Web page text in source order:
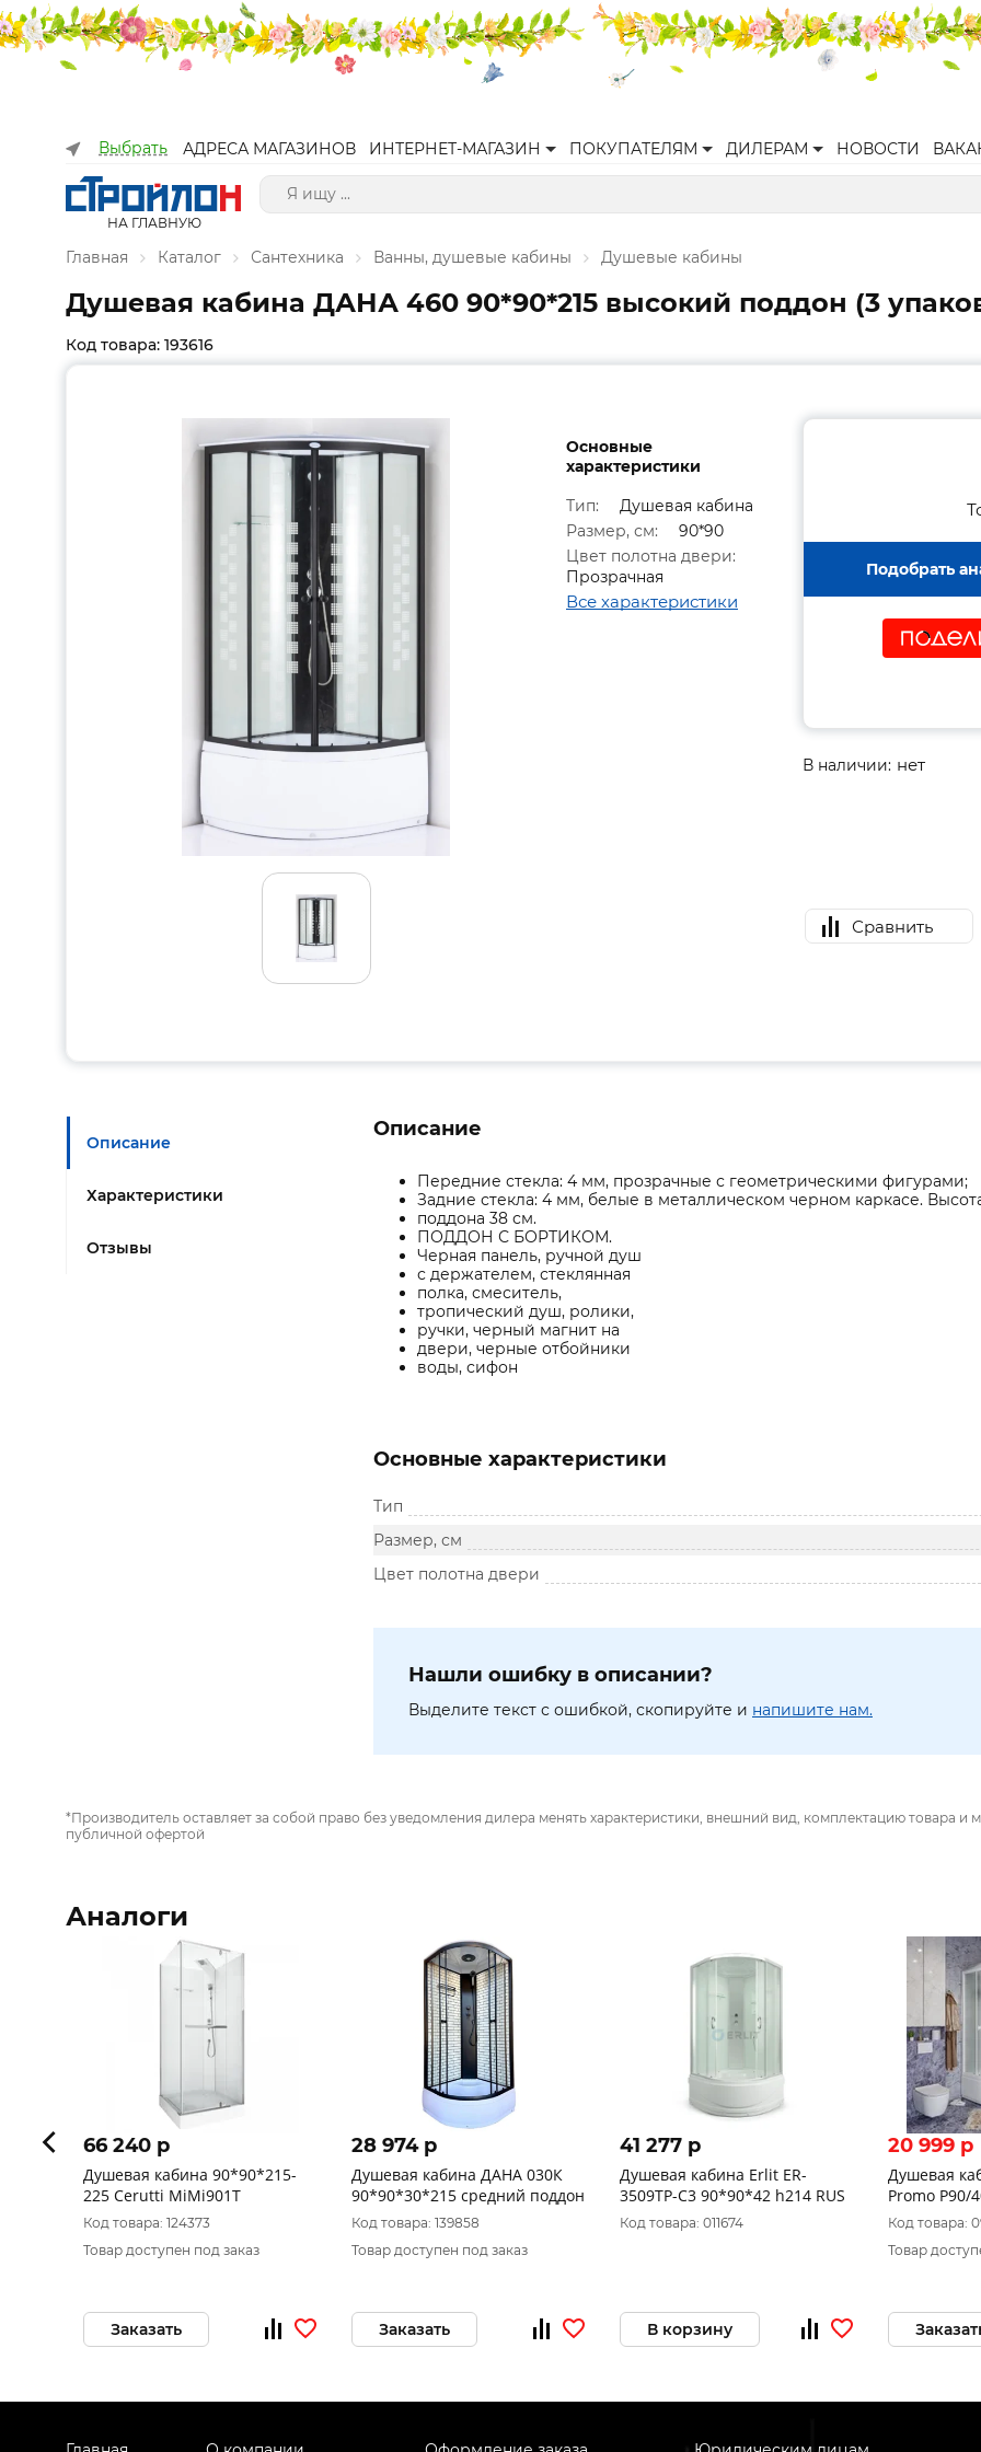
Выбрать АДРЕСА МАГАЗИНОВ ИНТЕРНЕТ-МАГАЗИН ПОКУПАТЕЛЯМ ДИЛЕРАМ НОВОСТИ
НА ГЛАВНУЮ
Главная Каталог Сантехника Ванны, душевые кабины Душевые кабины
Душевая кабина ДАНА 460 90*90*215 высокий поддон (3
Код товара: 193616
Основные
характеристики
Тип:
Душевая кабина
Размер, см:
90*90
Цвет полотна двери:
Прозрачная
Все характеристики
Подобрать
В наличии: нет
Сравнить
Описание
Характеристики
Отзывы
Описание
Передние стекла: 4 мм, прозрачные с геометрическими фигурами;
Задние стекла: 4 мм, белые в металлическом черном каркасе.
поддона 38 см.
ПОДДОН С БОРТИКОМ.
Черная панель, ручной душ
с держателем, стеклянная
полка, смеситель,
тропический душ, ролики,
ручки, черный магнит на
двери, черные отбойники
воды, сифон
Основные характеристики
Тип
Размер, см
Цвет полотна двери
Нашли ошибку в описании?
Выделите текст с ошибкой, скопируйте и напишите нам.
*Производитель оставляет за собой право без уведомления дилера менять характеристики, внешний вид, комплектацию товара и
публичной офертой
Аналоги
66 240 p
Душевая кабина 90*90*215-
225 Cerutti MiMi901T
Код товара: 124373
Товар доступен под заказ
Заказать
28 974 p
Душевая кабина ДАНА 030К
90*90*30*215 средний поддон
Код товара: 139858
Товар доступен под заказ
Заказать
41 277 p
Душевая кабина Erlit ER-
3509TP-C3 90*90*42 h214 RUS
Код товара: 011674
В корзину
20 999 p
Душевая
Promo P90/
Код товара:
Товар